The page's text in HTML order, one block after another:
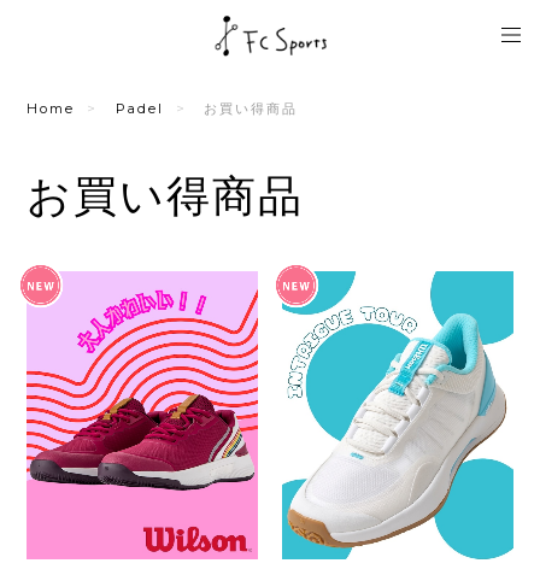
Home Padel お買い得商品
お買い得商品